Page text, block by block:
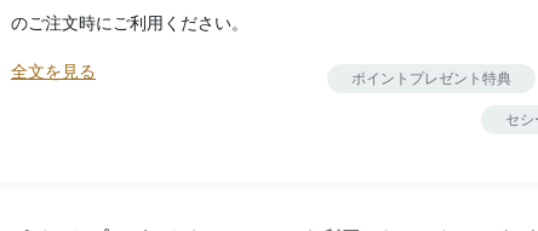
のご注文時にご利用ください。
全文を見る ポイントプレゼント特典
セ